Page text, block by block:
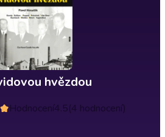
hvězdou
Hodnocení4.5(4 hodnocení)